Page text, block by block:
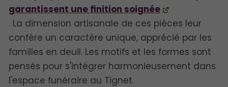
garantissent une finition soignée
. La dimension artisanale de ces pièces leur
confère un caractère unique, apprécié par les
familles en deuil. Les motifs et les formes sont
pensés pour s'intégrer harmonieusement dans
l'espace funéraire au Tignet.